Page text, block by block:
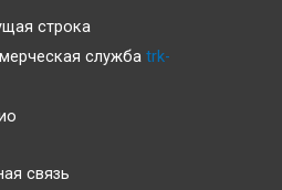
строка
служба trk-
связь